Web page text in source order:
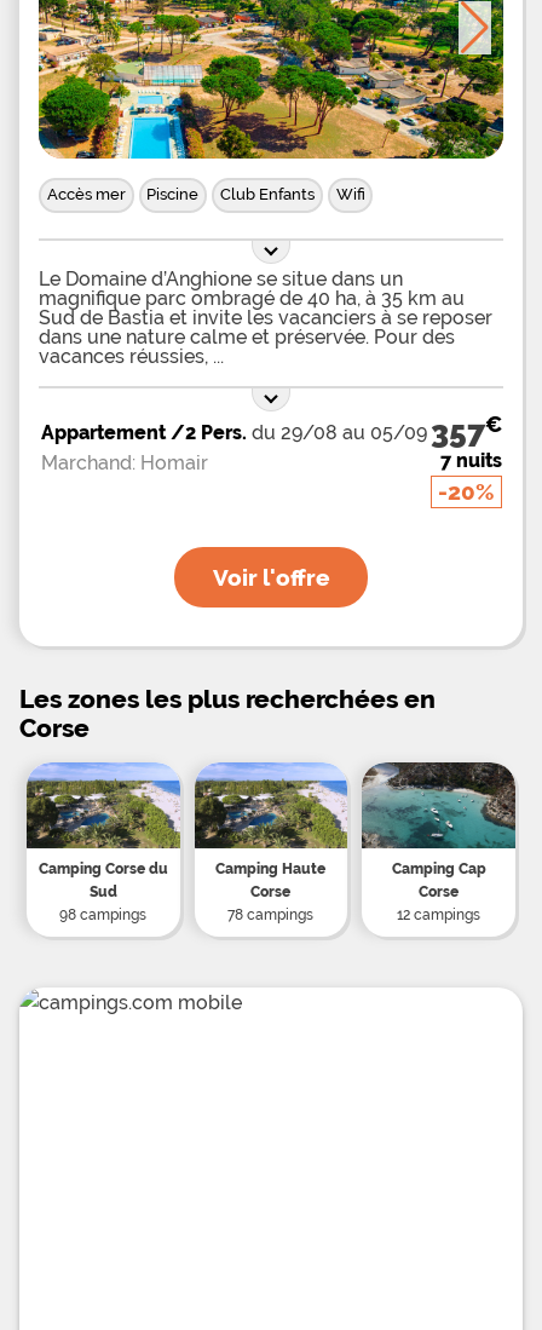
Accès mer Piscine Club Enfants Wifi
Le Domaine d’Anghione se situe dans un
magnifique parc ombragé de 40 ha, à 35 km au
Sud de Bastia et invite les vacanciers à se reposer
dans une nature calme et préservée. Pour des
vacances réussies,
Appartement /2 Pers. du 29/08 au 05/09
Marchand: Homair
357€
7 nuits
-20%
Voir l'offre
Les zones les plus recherchées en
Corse
Camping Corse du
Sud
98 campings
Camping Haute
Corse
78 campings
Camping Cap
Corse
12 campings